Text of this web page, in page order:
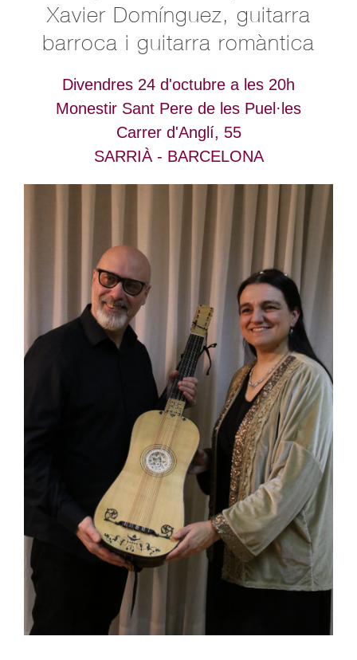
Xavier Domínguez, guitarra
barroca i guitarra romàntica
Divendres 24 d'octubre a les 20h
Monestir Sant Pere de les Puel·les
Carrer d'Anglí, 55
SARRIÀ - BARCELONA